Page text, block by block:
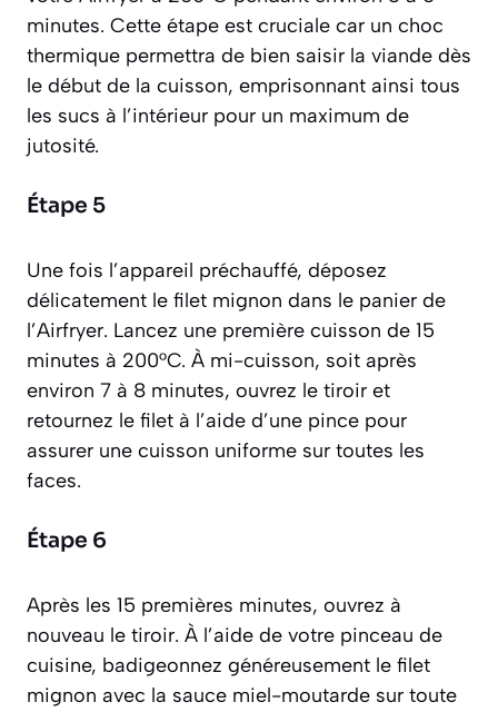
minutes. Cette étape est cruciale car un choc
thermique permettra de bien saisir la viande dès
le début de la cuisson, emprisonnant ainsi tous
les sucs à l’intérieur pour un maximum de
jutosité.
Étape 5
Une fois l’appareil préchauffé, déposez
délicatement le filet mignon dans le panier de
l’Airfryer. Lancez une première cuisson de 15
minutes à 200°C. À mi-cuisson, soit après
environ 7 à 8 minutes, ouvrez le tiroir et
retournez le filet à l’aide d’une pince pour
assurer une cuisson uniforme sur toutes les
faces.
Étape 6
Après les 15 premières minutes, ouvrez à
nouveau le tiroir. À l’aide de votre pinceau de
cuisine, badigeonnez généreusement le filet
mignon avec la sauce miel-moutarde sur toute